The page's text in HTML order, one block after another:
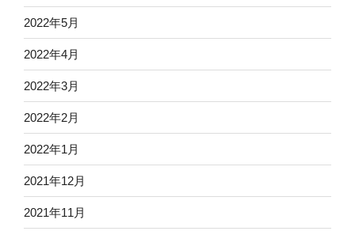
2022年5月
2022年4月
2022年3月
2022年2月
2022年1月
2021年12月
2021年11月